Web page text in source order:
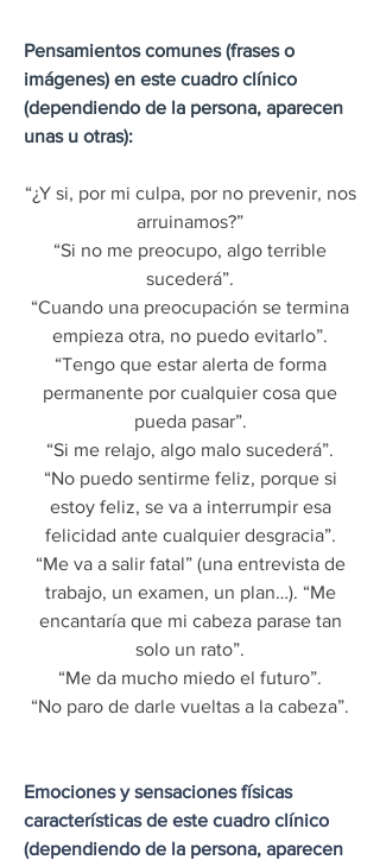
Pensamientos comunes (frases o
imágenes) en este cuadro clínico
(dependiendo de la persona, aparecen
unas u otras):
“¿Y si, por mi culpa, por no prevenir, nos
arruinamos?”
“Si no me preocupo, algo terrible
sucederá”.
“Cuando una preocupación se termina
empieza otra, no puedo evitarlo”.
“Tengo que estar alerta de forma
permanente por cualquier cosa que
pueda pasar”.
“Si me relajo, algo malo sucederá”.
“No puedo sentirme feliz, porque si
estoy feliz, se va a interrumpir esa
felicidad ante cualquier desgracia”.
“Me va a salir fatal” (una entrevista de
trabajo, un examen, un plan…). “Me
encantaría que mi cabeza parase tan
solo un rato”.
“Me da mucho miedo el futuro”.
“No paro de darle vueltas a la cabeza”.
Emociones y sensaciones físicas
características de este cuadro clínico
(dependiendo de la persona, aparecen